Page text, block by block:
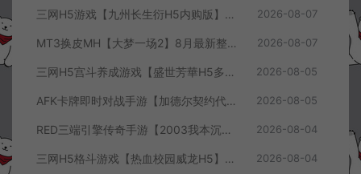
三网H5游戏【九州长生衍H5内购版】8月最新整理Linux手工服务端+管理后台+GM授权后台+简易安卓客户端+详细搭建教程+视频教程 2026-08-07
MT3换皮MH【大梦一场2】8月最新整理Linux手工服务端+源码+管理后台+安卓苹果双端+详细搭建教程+视频教程 2026-08-07
三网H5宫斗养成游戏【盛世芳華H5多区跨服代金券内购优化版】8月最新整理Linux手工服务端+CDK授权后台+全资源安卓+详细搭建教程+视频教程 2026-08-05
AFK卡牌即时对战手游【加德尔契约代金券内购修复版】8月最新整理Linux手工服务端+前后端全套源码+CDK授权后台+安卓苹果双端+详细搭建教程+视频教程 2026-08-05
RED三端引擎传奇手游【2003我本沉默三职业】8月最新整理Win一键服务端+PC安卓+详细搭建教程 2026-08-04
三网H5格斗游戏【热血校园威龙H5】8月最新整理Linux手工服务端+Win一键服务端+解压即玩+简易安卓客户端+详细搭建教程 2026-08-04